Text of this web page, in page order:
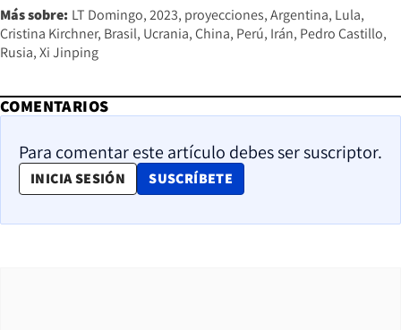
Más sobre: LT Domingo 2023 proyecciones Argentina Lula
Cristina Kirchner Brasil Ucrania China Perú Irán Pedro Castillo
Rusia Xi Jinping
COMENTARIOS
Para comentar este artículo debes ser suscriptor.
INICIA SESIÓN SUSCRÍBETE
OPENS IN NEW WINDOW